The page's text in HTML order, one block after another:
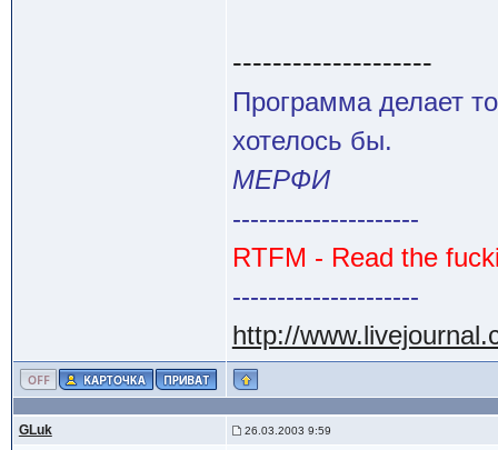
--------------------
Программа делает
хотелось бы.
МЕРФИ
---------------------
RTFM - Read the
---------------------
http://
GLuk 26.03.2003 9:59